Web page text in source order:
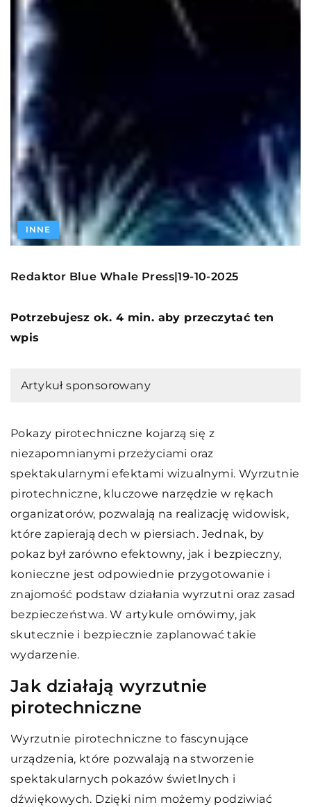
INNE
Redaktor Blue Whale Press|19-10-2025
Potrzebujesz ok. 4 min. aby przeczytać ten
wpis
Artykuł sponsorowany
Pokazy pirotechniczne kojarzą się z
niezapomnianymi przeżyciami oraz
spektakularnymi efektami wizualnymi. Wyrzutnie
pirotechniczne, kluczowe narzędzie w rękach
organizatorów, pozwalają na realizację widowisk,
które zapierają dech w piersiach. Jednak, by
pokaz był zarówno efektowny, jak i bezpieczny,
konieczne jest odpowiednie przygotowanie i
znajomość podstaw działania wyrzutni oraz zasad
bezpieczeństwa. W artykule omówimy, jak
skutecznie i bezpiecznie zaplanować takie
wydarzenie.
Jak działają wyrzutnie
pirotechniczne
Wyrzutnie pirotechniczne to fascynujące
urządzenia, które pozwalają na stworzenie
spektakularnych pokazów świetlnych i
dźwiękowych. Dzięki nim możemy podziwiać